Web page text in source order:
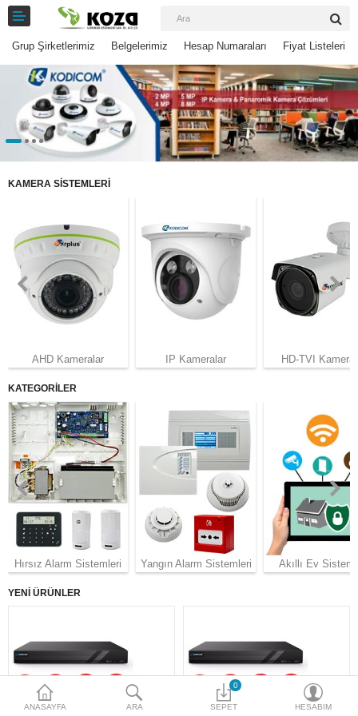
Kameralar
Kayıt Cihazları
Hırsız Alarm Sistemleri
Yangın Alarm Sistemleri
PDKS Sistemleri
Access Giriş Kontrol
Aksesuarlar
Plaka Tanıma Sistemi
Akıllı Ev Sistemleri
Ürün Güvenlik Sistemleri
Aksiyon Kameraları
Para Birimi
ANASAYFA ARA
0
SEPET HESABIM
Grup Şirketlerimiz Belgelerimiz Hesap Numaraları Fiyat Listeleri
KAMERA SİSTEMLERİ
AHD Kameralar IP Kameralar HD-TVI
KATEGORİLER
Hırsız Alarm Sistemleri Yangın Alarm Sistemleri Akıllı Ev
YENI ÜRÜNLER